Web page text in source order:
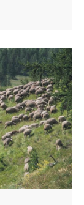
à travers le
et